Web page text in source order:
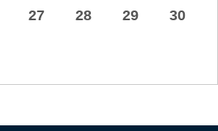
27 28 29
30